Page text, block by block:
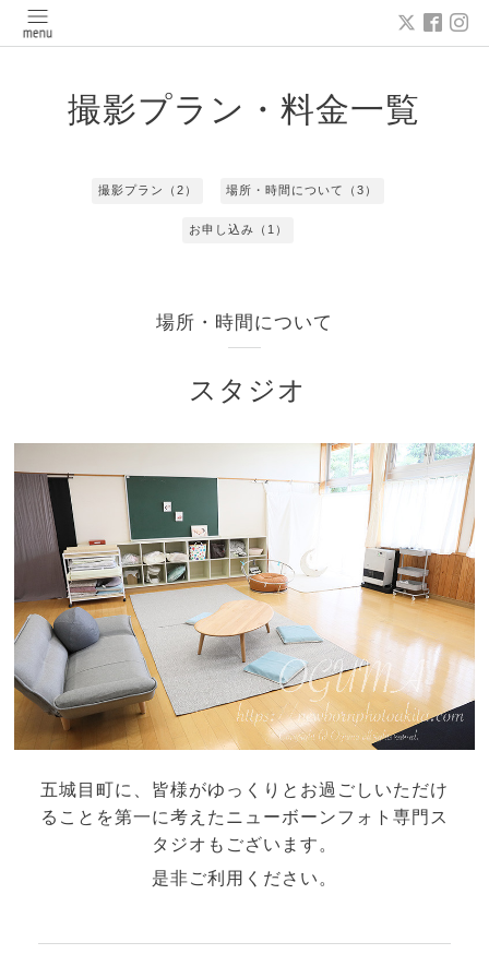
撮影プラン・料金一覧
撮影プラン（2） 場所・時間について（3）
お申し込み（1）
場所・時間について
スタジオ
五城目町に、皆様がゆっくりとお過ごしいただけ
ることを第一に考えた ニューボーンフォト専門ス
タジオ もございます。
是非ご利用ください。